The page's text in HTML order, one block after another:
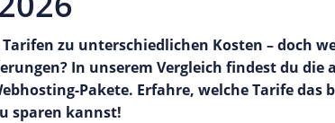
zu unterschiedlichen Kosten – doch
In unserem Vergleich findest du die
Pakete. Erfahre, welche Tarife das
sparen kannst!